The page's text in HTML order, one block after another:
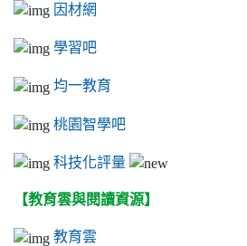
因材網
學習吧
均一教育
桃園智學吧
科技化評量
【教育雲與閱讀資源】
教育雲